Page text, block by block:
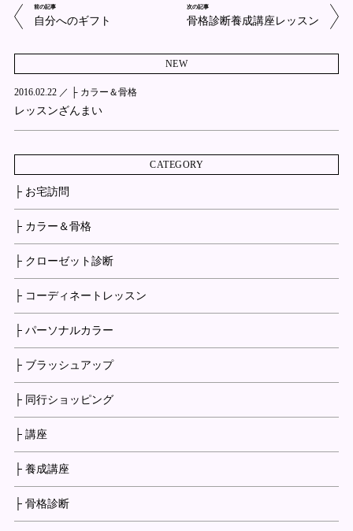
前の記事
自分へのギフト
次の記事
骨格診断養成講座レッスン
NEW
2016.02.22 ／ ├ カラー＆骨格
レッスンざんまい
CATEGORY
├ お宅訪問
├ カラー＆骨格
├ クローゼット診断
├ コーディネートレッスン
├ パーソナルカラー
├ ブラッシュアップ
├ 同行ショッピング
├ 講座
├ 養成講座
├ 骨格診断